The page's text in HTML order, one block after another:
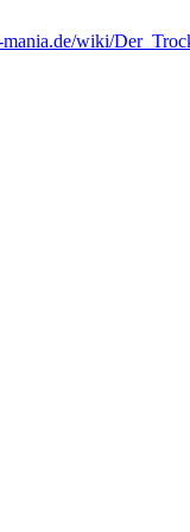
wiki/